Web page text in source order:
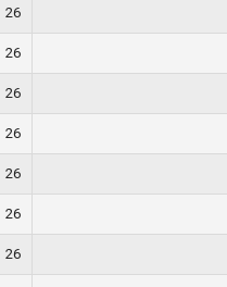
26
26
26
26
26
26
26